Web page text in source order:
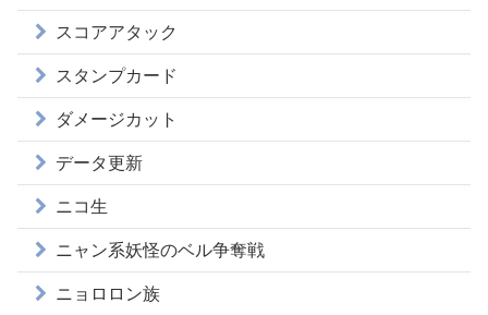
スコアアタック
スタンプカード
ダメージカット
データ更新
ニコ生
ニャン系妖怪のベル争奪戦
ニョロロン族